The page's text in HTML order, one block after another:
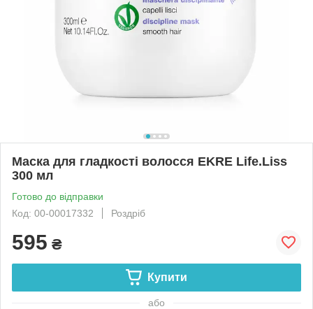
Маска для гладкості волосся EKRE Life.Liss
300 мл
Готово до відправки
Код: 00-00017332
Роздріб
595 ₴
Купити
або